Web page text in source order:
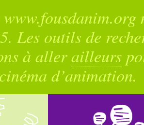
Les outils de
à allerailleurs
d’animation.